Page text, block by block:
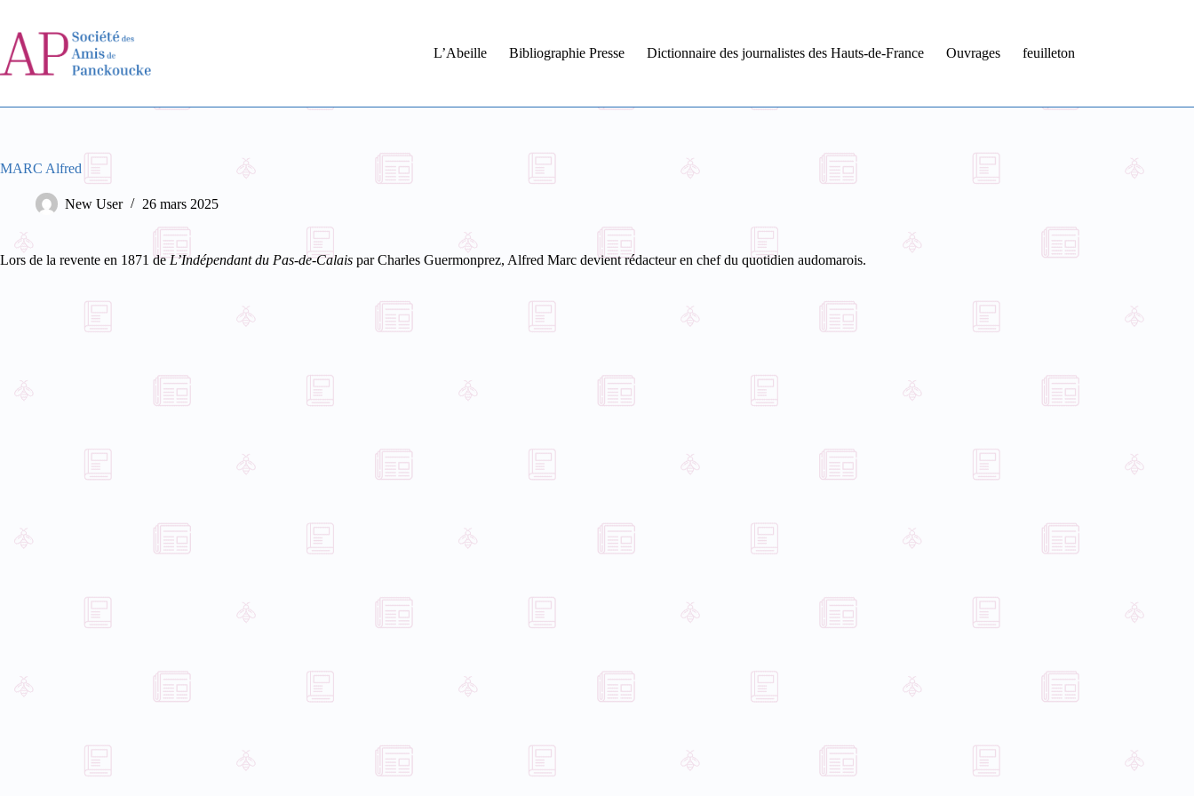
contenu
L’Abeille
Bibliographie Presse Dictionnaire des journalistes des Hauts-de-France Ouvrages feuilleton
MARC Alfred
New User 26 mars 2025
Lors de la revente en 1871 de L’Indépendant du Pas-de-Calais par Charles Guermonprez, Alfred Marc devient rédacteur en chef du quotidien audomarois.